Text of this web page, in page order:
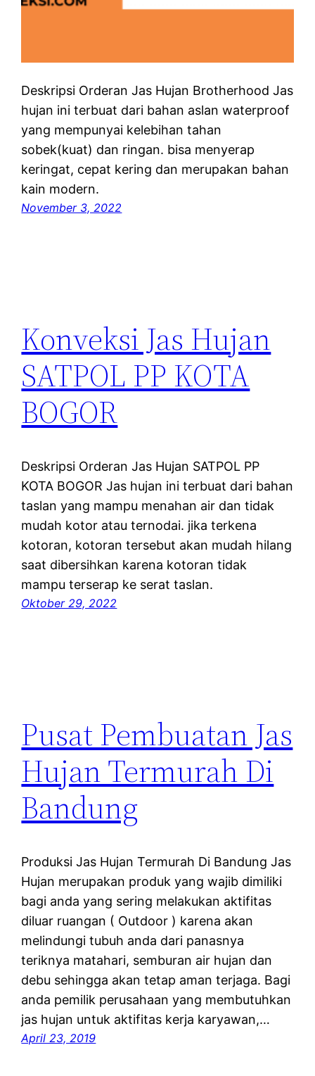
Deskripsi Orderan Jas Hujan Brotherhood Jas
hujan ini terbuat dari bahan aslan waterproof
yang mempunyai kelebihan tahan
sobek(kuat) dan ringan. bisa menyerap
keringat, cepat kering dan merupakan bahan
kain modern.
November 3, 2022
Konveksi Jas Hujan
SATPOL PP KOTA
BOGOR
Deskripsi Orderan Jas Hujan SATPOL PP
KOTA BOGOR Jas hujan ini terbuat dari bahan
taslan yang mampu menahan air dan tidak
mudah kotor atau ternodai. jika terkena
kotoran, kotoran tersebut akan mudah hilang
saat dibersihkan karena kotoran tidak
mampu terserap ke serat taslan.
Oktober 29, 2022
Pusat Pembuatan Jas
Hujan Termurah Di
Bandung
Produksi Jas Hujan Termurah Di Bandung Jas
Hujan merupakan produk yang wajib dimiliki
bagi anda yang sering melakukan aktifitas
diluar ruangan ( Outdoor ) karena akan
melindungi tubuh anda dari panasnya
teriknya matahari, semburan air hujan dan
debu sehingga akan tetap aman terjaga. Bagi
anda pemilik perusahaan yang membutuhkan
jas hujan untuk aktifitas kerja karyawan,…
April 23, 2019